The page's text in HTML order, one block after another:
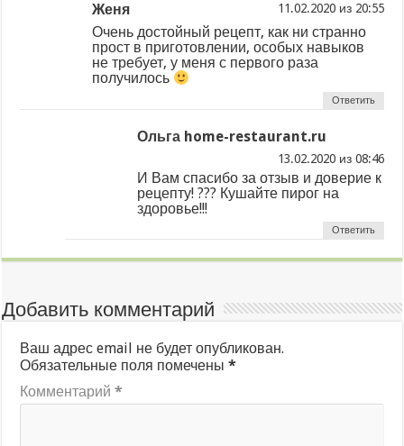
Женя из
Очень достойный рецепт, как ни странно
прост в приготовлении, особых навыков
не требует, у меня с первого раза
получилось
Ответить
Ольга home-restaurant.ru
из
И Вам спасибо за отзыв и доверие к
рецепту! ??? Кушайте пирог на
здоровье!!!
Ответить
Добавить комментарий
Ваш адрес email не будет опубликован.
Обязательные поля помечены*
Комментарий*